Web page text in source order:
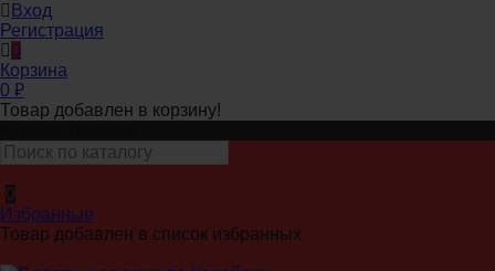
Вход
Регистрация
0
Корзина
0 ₽
Товар добавлен в корзину!
0
Избранные
Товар добавлен в список избранных